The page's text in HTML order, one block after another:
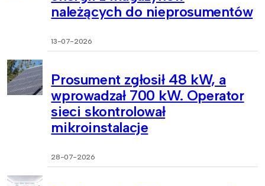
należących do nieprosumentów
13-07-2026
Prosument zgłosił 48 kW, a
wprowadzał 700 kW. Operator
sieci skontrolował
mikroinstalacje
28-07-2026